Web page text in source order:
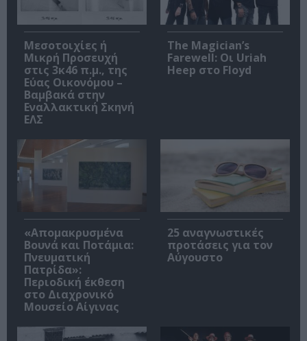
Μεσοτοιχίες ή
Μικρή Προσευχή
στις 3κ46 π.μ., της
Εύας Οικονόμου –
Βαμβακά στην
Εναλλακτική Σκηνή
ΕΛΣ
The Magician’s
Farewell: Οι Uriah
Heep στο Floyd
«Απομακρυσμένα
Βουνά και Ποτάμια:
Πνευματική
Πατρίδα»:
Περιοδική έκθεση
στο Διαχρονικό
Μουσείο Αίγινας
25 αναγνωστικές
προτάσεις για τον
Αύγουστο